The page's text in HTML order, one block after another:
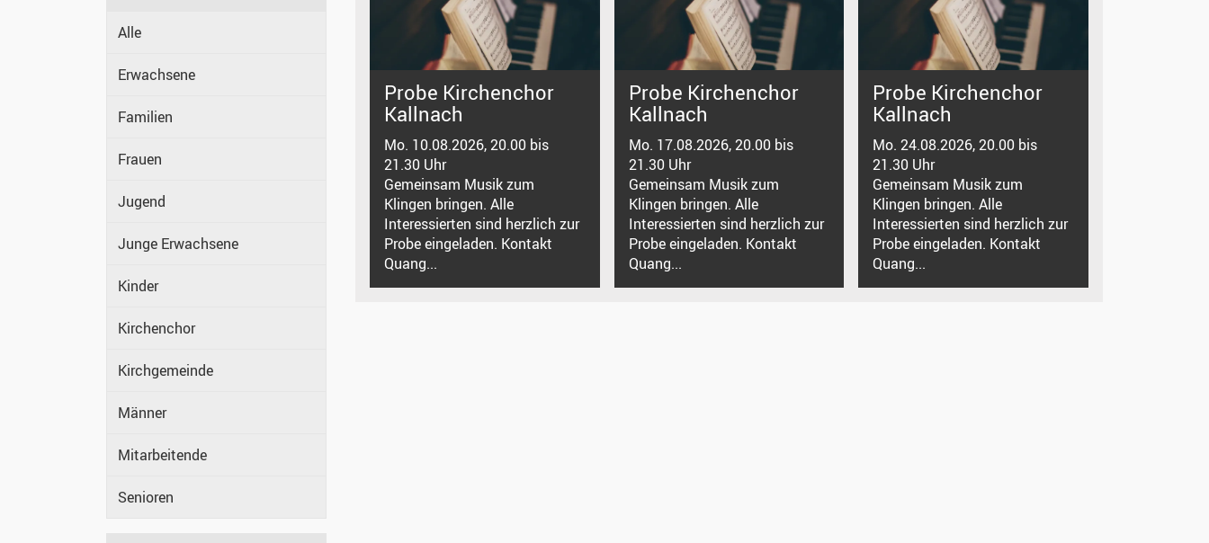
Alle
Erwachsene
Familien
Frauen
Jugend
Junge Erwachsene
Kinder
Kirchenchor
Kirchgemeinde
Männer
Mitarbeitende
Senioren
Probe Kirchenchor
Kallnach
Mo. 10.08.2026, 20.00 bis
21.30 Uhr
Gemeinsam Musik zum
Klingen bringen. Alle
Interessierten sind herzlich zur
Probe eingeladen. Kontakt
Quang...
Probe Kirchenchor
Kallnach
Mo. 17.08.2026, 20.00 bis
21.30 Uhr
Gemeinsam Musik zum
Klingen bringen. Alle
Interessierten sind herzlich zur
Probe eingeladen. Kontakt
Quang...
Probe Kirchenchor
Kallnach
Mo. 24.08.2026, 20.00 bis
21.30 Uhr
Gemeinsam Musik zum
Klingen bringen. Alle
Interessierten sind herzlich zur
Probe eingeladen. Kontakt
Quang...